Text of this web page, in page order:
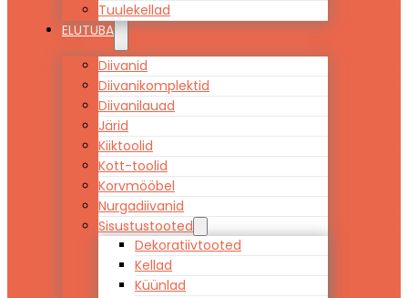
Tuulekellad
ELUTUBA
Diivanid
Diivanikomplektid
Diivanilauad
Järid
Kiiktoolid
Kott-toolid
Korvmööbel
Nurgadiivanid
Sisustustooted
Dekoratiivtooted
Kellad
Küünlad